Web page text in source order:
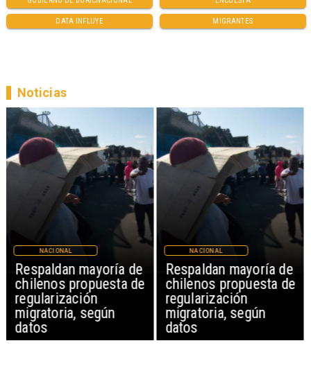
DATA INFLUYE MIGRANTES
Respaldan mayoría de
chilenos propuesta de
regularización
migratoria, según
datos
NACIONAL
Respaldan mayoría de
chilenos propuesta de
regularización
migratoria, según
datos
NACIONAL
Noticias